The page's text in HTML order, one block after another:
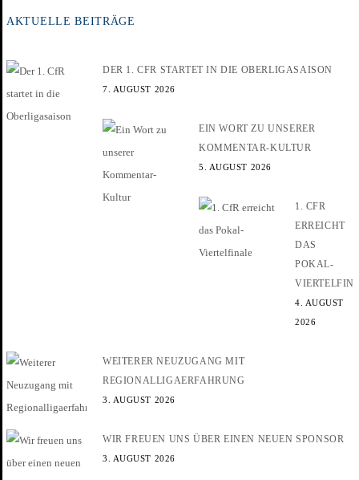
AKTUELLE BEITRÄGE
DER 1. CFR STARTET IN DIE OBERLIGASAISON
7. AUGUST 2026
EIN WORT ZU UNSERER
KOMMENTAR-KULTUR
5. AUGUST 2026
1. CFR
ERREICHT
DAS
POKAL-
4. AUGUST
2026
WEITERER NEUZUGANG MIT
REGIONALLIGAERFAHRUNG
3. AUGUST 2026
WIR FREUEN UNS ÜBER EINEN NEUEN SPONSOR
3. AUGUST 2026